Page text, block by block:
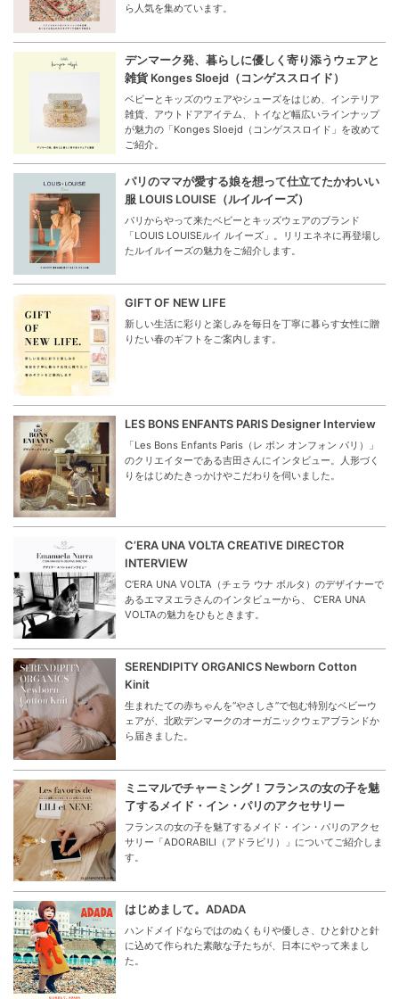
ら人気を集めています。
デンマーク発、暮らしに優しく寄り添うウェアと
雑貨 Konges Sloejd（コンゲススロイド）
ベビーとキッズのウェアやシューズをはじめ、インテリア
雑貨、アウトドアアイテム、トイなど幅広いラインナップ
が魅力の「Konges Sloejd（コンゲススロイド」を改めて
ご紹介。
パリのママが愛する娘を想って仕立てたかわいい
服 LOUIS LOUISE（ルイルイーズ）
パリからやって来たベビーとキッズウェアのブランド
「LOUIS LOUISEルイ ルイーズ」。リリエネネに再登場し
たルイルイーズの魅力をご紹介します。
GIFT OF NEW LIFE
新しい生活に彩りと楽しみを毎日を丁寧に暮らす女性に贈
りたい春のギフトをご案内します。
LES BONS ENFANTS PARIS Designer Interview
「Les Bons Enfants Paris（レ ボン オンフォン パリ）」
のクリエイターである吉田さんにインタビュー。人形づく
りをはじめたきっかけやこだわりを伺いました。
C’ERA UNA VOLTA CREATIVE DIRECTOR
INTERVIEW
C’ERA UNA VOLTA（チェラ ウナ ボルタ）のデザイナーで
あるエマヌエラさんのインタビューから、 C’ERA UNA
VOLTAの魅力をひもときます。
SERENDIPITY ORGANICS Newborn Cotton
Kinit
生まれたての赤ちゃんを“やさしさ”で包む特別なベビーウ
ェアが、北欧デンマークのオーガニックウェアブランドか
ら届きました。
ミニマルでチャーミング！フランスの女の子を魅
了するメイド・イン・パリのアクセサリー
フランスの女の子を魅了するメイド・イン・パリのアクセ
サリー「ADORABILI（アドラビリ）」についてご紹介しま
す。
はじめまして。ADADA
ハンドメイドならではのぬくもりや優しさ、ひと針ひと針
に込めて作られた素敵な子たちが、日本にやって来まし
た。